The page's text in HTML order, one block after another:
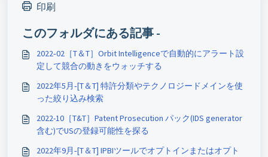
印刷
このフォルダにある記事 -
2022‐02［T＆T］Orbit Intelligenceで自動的にアラート設
定して競合の動きをウォッチする
2022年5月‐[T＆T] 特許分類やテクノロジードメインを使
った絞り込み検索
2022-10［T&T］Patent Prosecution パック(IDS generator
含む)でUSの登録可能性を探る
2022年9月‐[T＆T] IPBIツールでオプトインまたはオプト